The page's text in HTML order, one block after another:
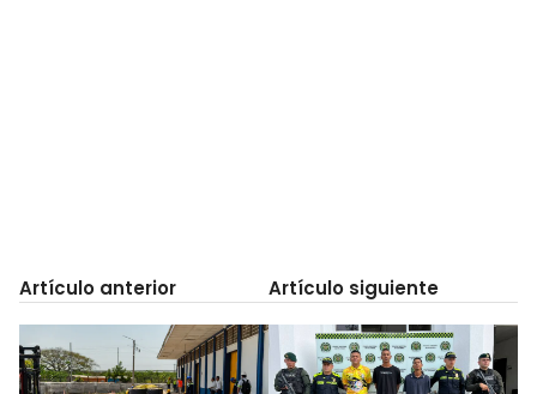
Artículo anterior Artículo siguiente